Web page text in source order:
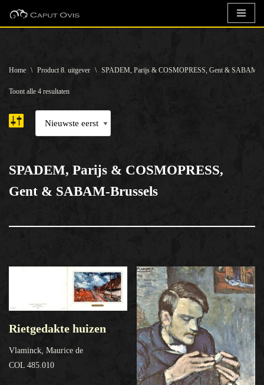
inhoud
Home \ Product 8. uitgever \ SPADEM, Parijs & COSMOPRESS, Gent & SABAM-
Toont alle 4 resultaten
SPADEM, Parijs & COSMOPRESS,
Gent & SABAM-Brussels
Rietgedakte huizen
Vlaminck, Maurice de
COL 485.010